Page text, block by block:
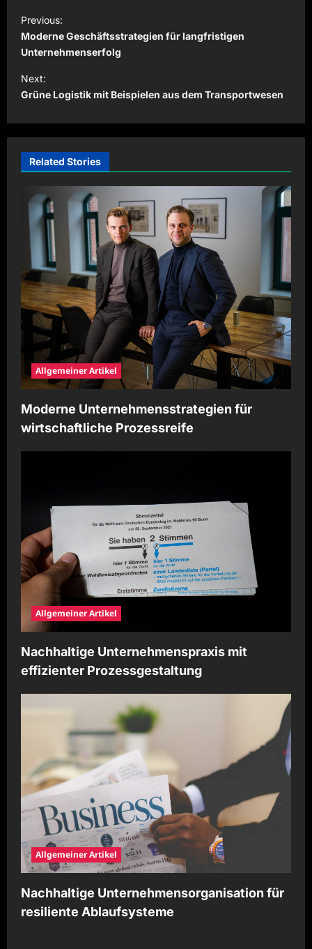
P
o
s
t
n
a
v
a
o
n
Previous:
Moderne Geschäftsstrategien für langfristigen
Unternehmenserfolg
Next:
Grüne Logistik mit Beispielen aus dem Transportwesen
Related Stories
Allgemeiner Artikel
Moderne Unternehmensstrategien für
wirtschaftliche Prozessreife
Allgemeiner Artikel
Nachhaltige Unternehmenspraxis mit
effizienter Prozessgestaltung
Allgemeiner Artikel
Nachhaltige Unternehmensorganisation für
resiliente Ablaufsysteme